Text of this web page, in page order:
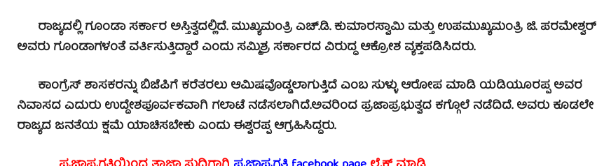
ರಾಜ್ಯದಲ್ಲಿ ಗೂಂಡಾ ಸರ್ಕಾರ ಅಸ್ತಿತ್ವದಲ್ಲಿದೆ. ಮುಖ್ಯಮಂತ್ರಿ ಎಚ್‌.ಡಿ. ಕುಮಾರಸ್ವಾಮಿ ಮತ್ತು ಉಪಮುಖ್ಯಮಂತ್ರಿ ಜಿ. ಪರಮೇಶ್ವರ್
ಅವರು ಗೂಂಡಾಗಳಂತೆ ವರ್ತಿಸುತ್ತಿದ್ದಾರೆ ಎಂದು ಸಮ್ಮಿಶ್ರ ಸರ್ಕಾರದ ವಿರುದ್ಧ ಆಕ್ರೋಶ ವ್ಯಕ್ತಪಡಿಸಿದರು.
ಕಾಂಗ್ರೆಸ್ ಶಾಸಕರನ್ನು ಬಿಜೆಪಿಗೆ ಕರೆತರಲು ಆಮಿಷವೊಡ್ಡಲಾಗುತ್ತಿದೆ ಎಂಬ ಸುಳ್ಳು ಆರೋಪ ಮಾಡಿ ಯಡಿಯೂರಪ್ಪ ಅವರ
ನಿವಾಸದ ಎದುರು ಉದ್ದೇಶಪೂರ್ವಕವಾಗಿ ಗಲಾಟೆ ನಡೆಸಲಾಗಿದೆ.ಅವರಿಂದ ಪ್ರಜಾಪ್ರಭುತ್ವದ ಕಗ್ಗೊಲೆ ನಡೆದಿದೆ. ಅವರು ಕೂಡಲೇ
ರಾಜ್ಯದ ಜನತೆಯ ಕ್ಷಮೆ ಯಾಚಿಸಬೇಕು ಎಂದು ಈಶ್ವರಪ್ಪ ಆಗ್ರಹಿಸಿದ್ದರು.